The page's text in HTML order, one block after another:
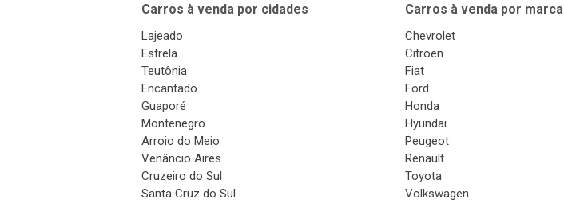
Carros à venda por cidades
Lajeado
Estrela
Teutônia
Encantado
Guaporé
Montenegro
Arroio do Meio
Venâncio Aires
Cruzeiro do Sul
Santa Cruz do Sul
Carros à venda por marca
Chevrolet
Citroen
Fiat
Ford
Honda
Hyundai
Peugeot
Renault
Toyota
Volkswagen